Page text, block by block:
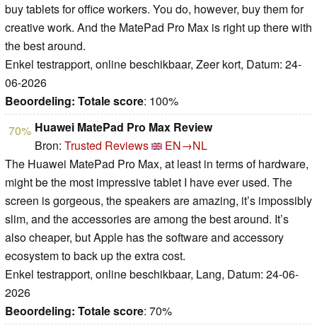
buy tablets for office workers. You do, however, buy them for
creative work. And the MatePad Pro Max is right up there with
the best around.
Enkel testrapport, online beschikbaar, Zeer kort, Datum: 24-
06-2026
Beoordeling: Totale score: 100%
70% Huawei MatePad Pro Max Review
Bron: Trusted Reviews
EN→NL
The Huawei MatePad Pro Max, at least in terms of hardware,
might be the most impressive tablet I have ever used. The
screen is gorgeous, the speakers are amazing, it’s impossibly
slim, and the accessories are among the best around. It’s
also cheaper, but Apple has the software and accessory
ecosystem to back up the extra cost.
Enkel testrapport, online beschikbaar, Lang, Datum: 24-06-
2026
Beoordeling: Totale score: 70%